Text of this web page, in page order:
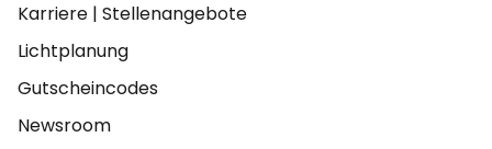
Karriere | Stellenangebote
Lichtplanung
Gutscheincodes
Newsroom